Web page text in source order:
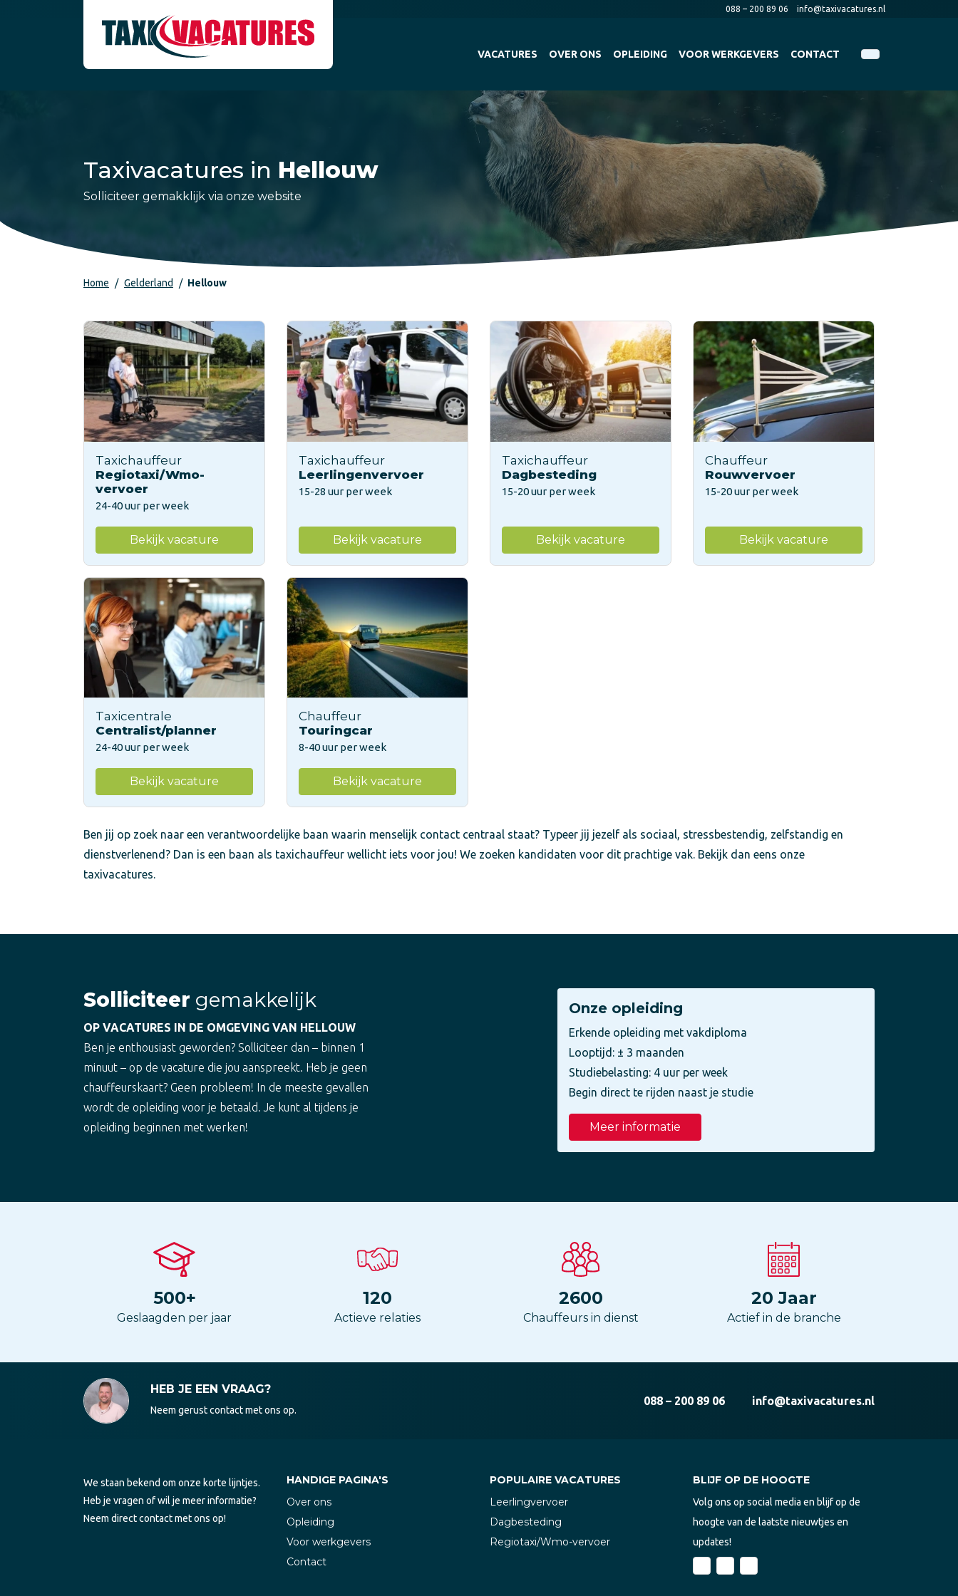
088 – 200 89 06 info@taxivacatures.nl
VACATURES OVER ONS OPLEIDING VOOR WERKGEVERS CONTACT
Taxivacatures in Hellouw
Solliciteer gemakklijk via onze website
Home Gelderland Hellouw
Taxichauffeur
Regiotaxi/Wmo-
vervoer
24-40 uur per week
Bekijk vacature
Taxichauffeur
Leerlingenvervoer
15-28 uur per week
Bekijk vacature
Taxichauffeur
Dagbesteding
15-20 uur per week
Bekijk vacature
Chauffeur
Rouwvervoer
15-20 uur per week
Bekijk vacature
Taxicentrale
Centralist/planner
24-40 uur per week
Bekijk vacature
Chauffeur
Touringcar
8-40 uur per week
Bekijk vacature
Ben jij op zoek naar een verantwoordelijke baan waarin menselijk contact centraal staat? Typeer jij jezelf als sociaal, stressbestendig, zelfstandig en
dienstverlenend? Dan is een baan als taxichauffeur wellicht iets voor jou! We zoeken kandidaten voor dit prachtige vak. Bekijk dan eens onze
taxivacatures.
Solliciteer gemakkelijk
OP VACATURES IN DE OMGEVING VAN HELLOUW
Ben je enthousiast geworden? Solliciteer dan – binnen 1
minuut – op de vacature die jou aanspreekt. Heb je geen
chauffeurskaart? Geen probleem! In de meeste gevallen
wordt de opleiding voor je betaald. Je kunt al tijdens je
opleiding beginnen met werken!
Onze opleiding
Erkende opleiding met vakdiploma
Looptijd: ± 3 maanden
Studiebelasting: 4 uur per week
Begin direct te rijden naast je studie
Meer informatie
500+
Geslaagden per jaar
120
Actieve relaties
2600
Chauffeurs in dienst
20 Jaar
Actief in de branche
HEB JE EEN VRAAG?
Neem gerust contact met ons op.
088 – 200 89 06 info@taxivacatures.nl
We staan bekend om onze korte lijntjes.
Heb je vragen of wil je meer informatie?
Neem direct contact met ons op!
HANDIGE PAGINA'S
Over ons
Opleiding
Voor werkgevers
Contact
POPULAIRE VACATURES
Leerlingvervoer
Dagbesteding
Regiotaxi/Wmo-vervoer
BLIJF OP DE HOOGTE
Volg ons op social media en blijf op de
hoogte van de laatste nieuwtjes en
updates!